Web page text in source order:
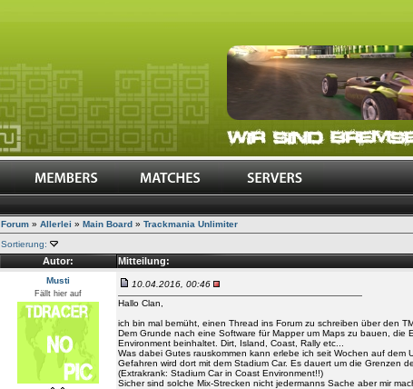
Forum » Allerlei » Main Board » Trackmania Unlimiter
Sortierung:
Autor: Mitteilung:
Musti
Fällt hier auf
10.04.2016, 00:46
Hallo Clan,
ich bin mal bemüht, einen Thread ins Forum zu schreiben über den
Dem Grunde nach eine Software für Mapper um Maps zu bauen, die
Environment beinhaltet. Dirt, Island, Coast, Rally etc...
Was dabei Gutes rauskommen kann erlebe ich seit Wochen auf dem
Gefahren wird dort mit dem Stadium Car. Es dauert um die Grenzen
(Extrakrank: Stadium Car in Coast Environment!!)
Sicher sind solche Mix-Strecken nicht jedermanns Sache aber mir